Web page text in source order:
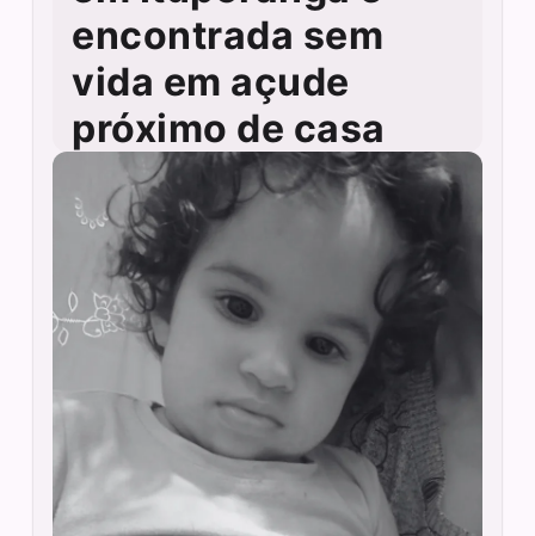
encontrada sem
vida em açude
próximo de casa